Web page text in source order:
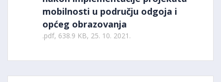
mobilnosti u području odgoja i
općeg obrazovanja
.pdf, 638.9 KB, 25. 10. 2021.